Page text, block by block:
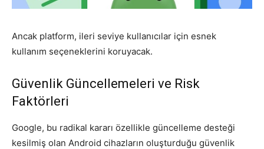
Ancak platform, ileri seviye kullanıcılar için esnek
kullanım seçeneklerini koruyacak.
Güvenlik Güncellemeleri ve Risk
Faktörleri
Google, bu radikal kararı özellikle güncelleme desteği
kesilmiş olan Android cihazların oluşturduğu güvenlik